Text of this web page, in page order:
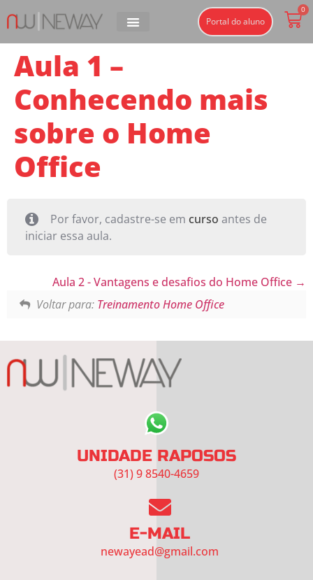
Portal do aluno
0
Aula 1 –
Conhecendo mais
sobre o Home
Office
Por favor, cadastre-se em curso antes de
iniciar essa aula.
Aula 2 - Vantagens e desafios do Home Office
Voltar para: Treinamento Home Office
UNIDADE RAPOSOS
(31) 9 8540-4659
E-MAIL
newayead@gmail.com